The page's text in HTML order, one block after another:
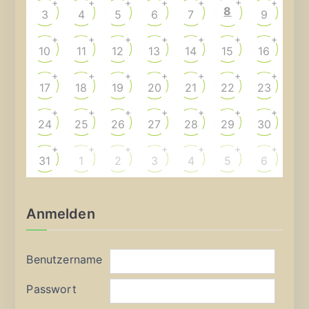
3
+
4
+
5
+
6
+
7
+
8 9
+
10
+
11
+
12
+
13
+
14
+
15
+
16
+
17
+
18
+
19
+
20
+
21
+
22
+
23
+
24
+
25
+
26
+
27
+
28
+
29
+
30
+
31
+
1
+
2
+
3
+
4
+
5
+
6
+
Anmelden
Benutzername
Passwort